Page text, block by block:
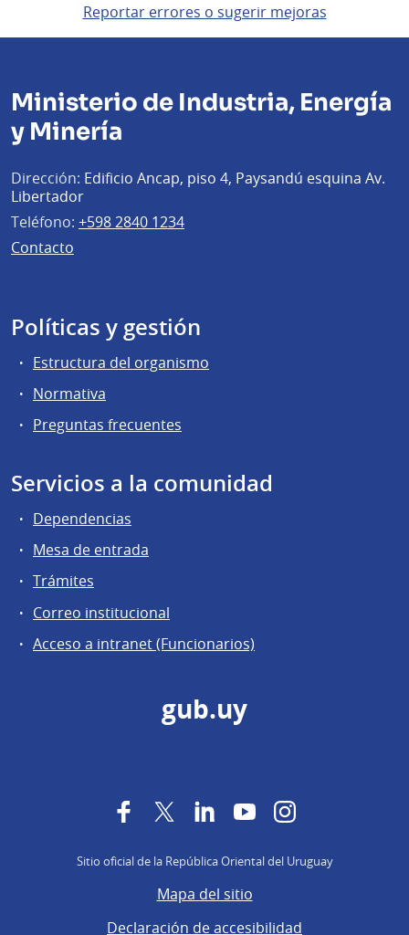
Reportar errores o sugerir mejoras
Ministerio de Industria, Energía
y Minería
Dirección: Edificio Ancap, piso 4, Paysandú esquina Av.
Libertador
Teléfono: +598 2840 1234
Contacto
Políticas y gestión
Estructura del organismo
Normativa
Preguntas frecuentes
Servicios a la comunidad
Dependencias
Mesa de entrada
Trámites
Correo institucional
Acceso a intranet (Funcionarios)
gub.uy
FacebookTwitter LinkedInYouTubeInstagram
Sitio oficial de la República Oriental del Uruguay
Mapa del sitio
Declaración de accesibilidad